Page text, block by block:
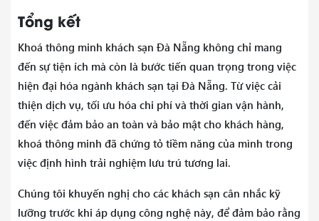
Tổng kết
Khoá thông minh khách sạn Đà Nẵng không chỉ mang
đến sự tiện ích mà còn là bước tiến quan trọng trong việc
hiện đại hóa ngành khách sạn tại Đà Nẵng. Từ việc cải
thiện dịch vụ, tối ưu hóa chi phí và thời gian vận hành,
đến việc đảm bảo an toàn và bảo mật cho khách hàng,
khoá thông minh đã chứng tỏ tiềm năng của mình trong
việc định hình trải nghiệm lưu trú tương lai.
Chúng tôi khuyến nghị cho các khách sạn cân nhắc kỹ
lưỡng trước khi áp dụng công nghệ này, để đảm bảo rằng